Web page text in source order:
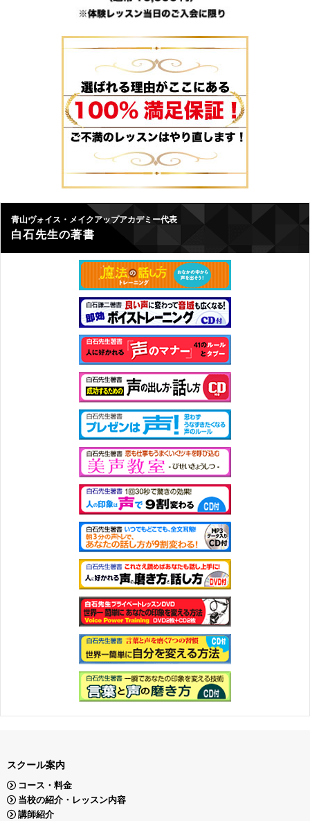
青山ヴォイス・メイクアップアカデミー代表
白石先生の著書
スクール案内
コース・料金
当校の紹介・レッスン内容
講師紹介